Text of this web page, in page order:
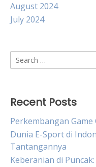
August 2024
July 2024
Search
for:
Recent Posts
Perkembangan
Dunia E-Sport di
Tantangannya
Keberanian di